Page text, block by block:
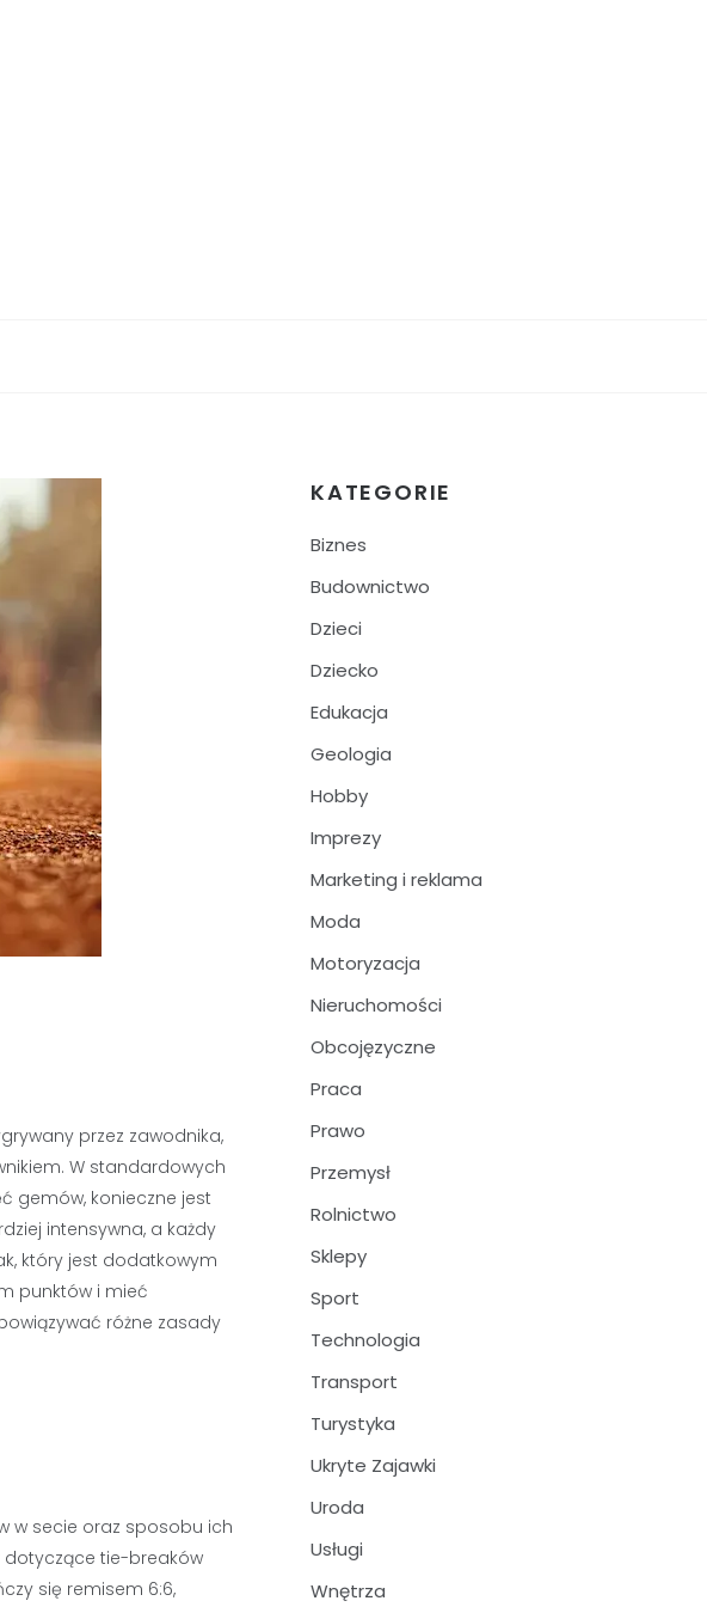
przez zawodnika,
W standardowych
gemów, konieczne jest
intensywna, a każdy
który jest dodatkowym
punktów i mieć
różne zasady
w secie oraz sposobu ich
dotyczące tie-breaków
się remisem 6:6,
KATEGORIE
Biznes
Budownictwo
Dzieci
Dziecko
Edukacja
Geologia
Hobby
Imprezy
Marketing i reklama
Moda
Motoryzacja
Nieruchomości
Obcojęzyczne
Praca
Prawo
Przemysł
Rolnictwo
Sklepy
Sport
Technologia
Transport
Turystyka
Ukryte Zajawki
Uroda
Usługi
Wnętrza